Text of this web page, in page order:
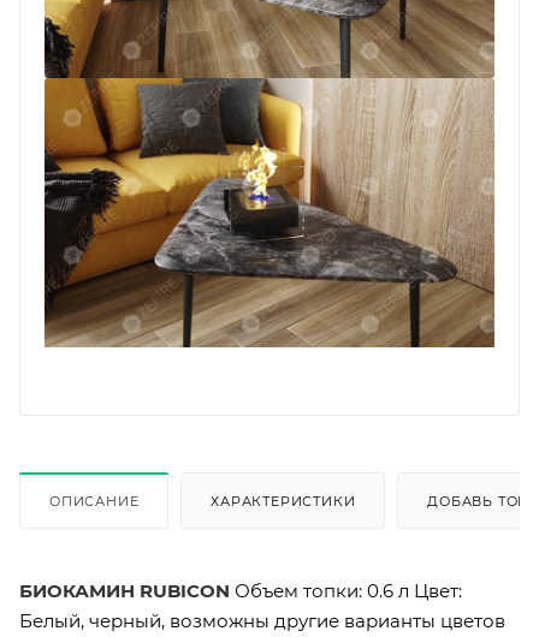
ОПИСАНИЕ ХАРАКТЕРИСТИКИ ДОБАВЬ
БИОКАМИН RUBICON Объем топки: 0.6 л Цвет:
Белый, черный, возможны другие варианты цветов